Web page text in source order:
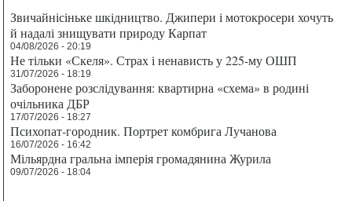
Звичайнісіньке шкідництво. Джипери і мотокросери хочуть
й надалі знищувати природу Карпат
04/08/2026 - 20:19
Не тільки «Скеля». Страх і ненависть у 225-му ОШП
31/07/2026 - 18:19
Заборонене розслідування: квартирна «схема» в родині
очільника ДБР
17/07/2026 - 18:27
Психопат-городник. Портрет комбрига Лучанова
16/07/2026 - 16:42
Мільярдна гральна імперія громадянина Журила
09/07/2026 - 18:04